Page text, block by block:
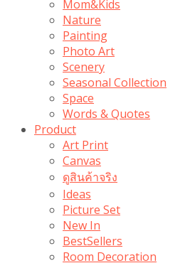
Mom&Kids
Nature
Painting
Photo Art
Scenery
Seasonal Collection
Space
Words & Quotes
Product
Art Print
Canvas
ดูสินค้าจริง
Ideas
Picture Set
New In
BestSellers
Room Decoration